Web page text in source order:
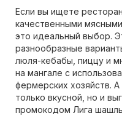
Если вы ищете
качественными
это идеальный выбор.
разнообразные
люля-кебабы, пиццу и
на мангале с
фермерских хозяйств.
только вкусной, но и
промокодом Лига